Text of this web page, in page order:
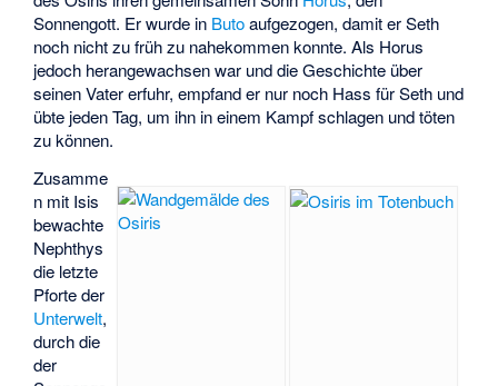
Sonnengott. Er wurde in Butoaufgezogen, damit er Seth
noch nicht zu früh zu nahekommen konnte. Als Horus
jedoch herangewachsen war und die Geschichte über
seinen Vater erfuhr, empfand er nur noch Hass für Seth und
übte jeden Tag, um ihn in einem Kampf schlagen und töten
zu können.
Zusamme
n mit Isis
bewachte
Nephthys
die letzte
Pforte der
Unterwelt,
durch die
der